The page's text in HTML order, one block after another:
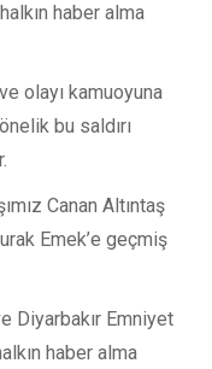
haber alma
olayı kamuoyuna
bu saldırı
Canan Altıntaş
Emek’e geçmiş
Diyarbakır Emniyet
haber alma